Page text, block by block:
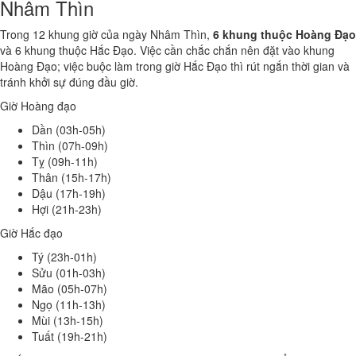
Nhâm Thìn
Trong 12 khung giờ của ngày Nhâm Thìn, 6 khung thuộc Hoàng Đạo
và 6 khung thuộc Hắc Đạo. Việc cần chắc chắn nên đặt vào khung
Hoàng Đạo; việc buộc làm trong giờ Hắc Đạo thì rút ngắn thời gian và
tránh khởi sự đúng đầu giờ.
Giờ Hoàng đạo
Dần (03h-05h)
Thìn (07h-09h)
Tỵ (09h-11h)
Thân (15h-17h)
Dậu (17h-19h)
Hợi (21h-23h)
Giờ Hắc đạo
Tý (23h-01h)
Sửu (01h-03h)
Mão (05h-07h)
Ngọ (11h-13h)
Mùi (13h-15h)
Tuất (19h-21h)